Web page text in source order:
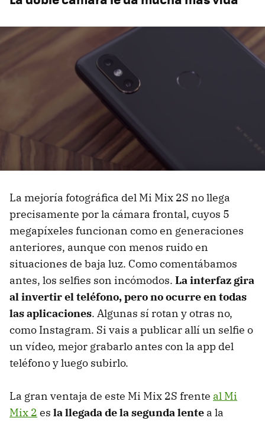
La mejoría fotográfica del Mi Mix 2S no llega
precisamente por la cámara frontal, cuyos 5
megapíxeles funcionan como en generaciones
anteriores, aunque con menos ruido en
situaciones de baja luz. Como comentábamos
antes, los selfies son incómodos. La interfaz gira
al invertir el teléfono, pero no ocurre en todas
las aplicaciones. Algunas sí rotan y otras no,
como Instagram. Si vais a publicar allí un selfie o
un vídeo, mejor grabarlo antes con la app del
teléfono y luego subirlo.
La gran ventaja de este Mi Mix 2S frente al Mi
Mix 2 es la llegada de la segunda lente a la